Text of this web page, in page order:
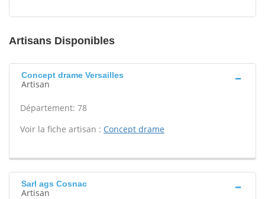
Artisans Disponibles
Concept drame Versailles
Artisan
Département: 78
Voir la fiche artisan : Concept drame
Sarl ags Cosnac
Artisan